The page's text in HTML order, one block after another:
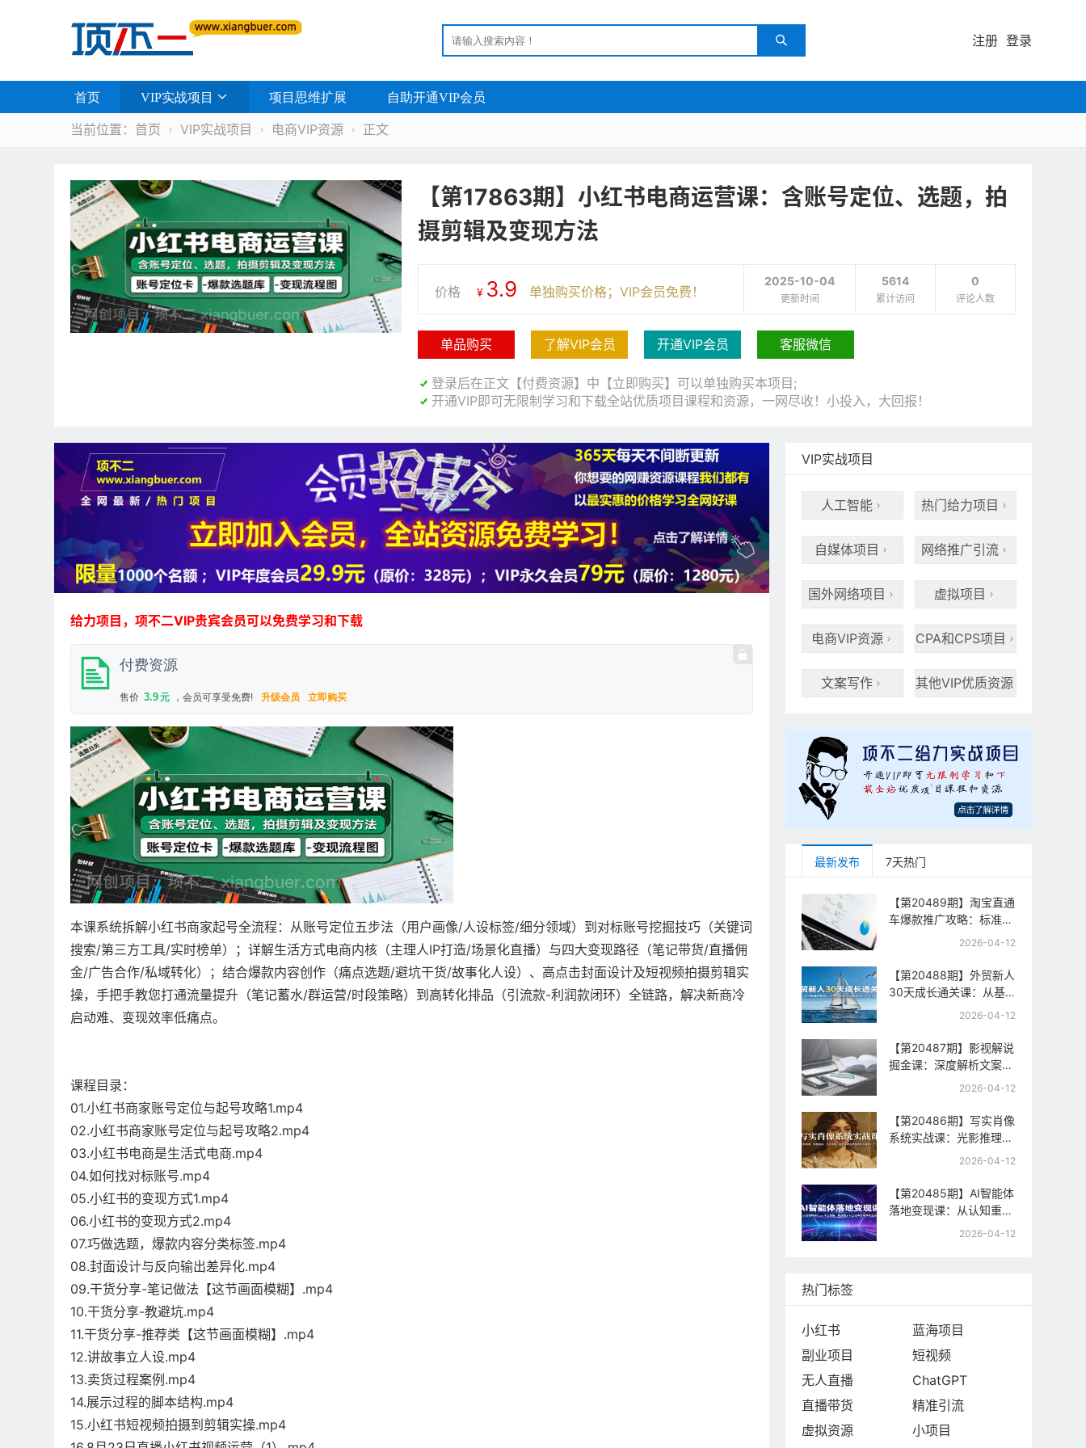
注册 登录

首页 VIP实战项目 项目思维扩展 自助开通VIP会员
当前位置： 首页  VIP实战项目  电商VIP资源  正文
【第17863期】小红书电商运营课：含账号定位、选题，拍
摄剪辑及变现方法
价格 ¥ 3.9 单独购买价格；VIP会员免费！
0
评论人数
5614
累计访问
2025-10-04
更新时间
单品购买 了解VIP会员 开通VIP会员 客服微信
 登录后在正文【付费资源】中【立即购买】可以单独购买本项目;
 开通VIP即可无限制学习和下载全站优质项目课程和资源，一网尽收！小投入，大回报！
给力项目，项不二VIP贵宾会员可以免费学习和下载
付费资源
售价 3.9元 ，会员可享受免费! 升级会员 立即购买
本课系统拆解小红书商家起号全流程：从账号定位五步法（用户画像/人设标签/细分领域）到对标账号挖掘技巧（关键词
搜索/第三方工具/实时榜单）；详解生活方式电商内核（主理人IP打造/场景化直播）与四大变现路径（笔记带货/直播佣
金/广告合作/私域转化）；结合爆款内容创作（痛点选题/避坑干货/故事化人设）、高点击封面设计及短视频拍摄剪辑实
操，手把手教您打通流量提升（笔记蓄水/群运营/时段策略）到高转化排品（引流款-利润款闭环）全链路，解决新商冷
启动难、变现效率低痛点。
课程目录：
01.小红书商家账号定位与起号攻略1.mp4
02.小红书商家账号定位与起号攻略2.mp4
03.小红书电商是生活式电商.mp4
04.如何找对标账号.mp4
05.小红书的变现方式1.mp4
06.小红书的变现方式2.mp4
07.巧做选题，爆款内容分类标签.mp4
08.封面设计与反向输出差异化.mp4
09.干货分享-笔记做法【这节画面模糊】.mp4
10.干货分享-教避坑.mp4
11.干货分享-推荐类【这节画面模糊】.mp4
12.讲故事立人设.mp4
13.卖货过程案例.mp4
14.展示过程的脚本结构.mp4
15.小红书短视频拍摄到剪辑实操.mp4
VIP实战项目
人工智能  热门给力项目 
自媒体项目  网络推广引流 
国外网络项目  虚拟项目 
电商VIP资源  CPA和CPS项目 
文案写作  其他VIP优质资源
最新发布 7天热门
【第20489期】淘宝直通
车爆款推广攻略：标准计
划+人群打法+全站推
与流量
2026-04-12
【第20488期】外贸新人
30天成长通关课：从基
础准备到平台运营，从零
2026-04-12
【第20487期】影视解说
掘金课：深度解析文案逻
辑、槽点设计与推流机
2026-04-12
【第20486期】写实肖像
系统实战课：光影推理、
构图构成、色彩置换，手
心方法
2026-04-12
【第20485期】AI智能体
落地变现课：从认知重构
到Coze平台实操，精通
2026-04-12
热门标签
小红书
蓝海项目
副业项目
短视频
无人直播
ChatGPT
直播带货
精准引流
虚拟资源
小项目